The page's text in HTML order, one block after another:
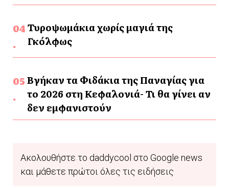
Τυροψωμάκια χωρίς μαγιά της
Γκόλφως
Βγήκαν τα Φιδάκια της Παναγίας για
το 2026 στη Κεφαλονιά- Τι θα γίνει αν
δεν εμφανιστούν
Ακολουθήστε το daddycool στο Google news
και μάθετε πρώτοι όλες τις ειδήσεις